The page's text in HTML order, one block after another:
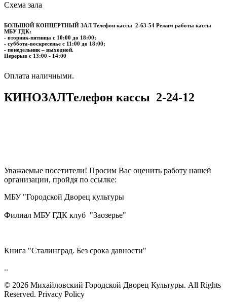
Схема зала
БОЛЬШОЙ КОНЦЕРТНЫЙ ЗАЛ Телефон кассы 2-63-54 Режим работы кассы
МБУ ГДК:
- вторник-пятница с 10:00 до 18:00;
- суббота-воскресенье с 11:00 до 18:00;
- понедельник – выходной.
Перерыв с 13:00 - 14:00
​​​​​​​Оплата наличными.
КИНОЗАЛТелефон кассы 2-24-12
Уважаемые посетители! Просим Вас оценить работу нашей
организации, пройдя по ссылке:
МБУ "Городской Дворец культуры
Филиал МБУ ГДК клуб "Заозерье"
Книга "Сталинград. Без срока давности"
..
© 2026 Михайловский Городской Дворец Культуры. All Rights
Reserved. Privacy Policy